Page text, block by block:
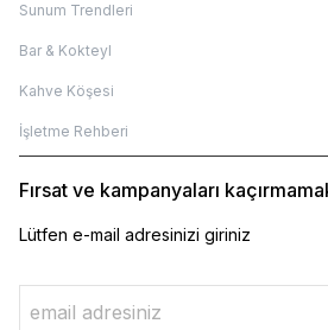
Sunum Trendleri
Bar & Kokteyl
Kahve Köşesi
İşletme Rehberi
Fırsat ve kampanyaları
Lütfen e-mail adresinizi giriniz